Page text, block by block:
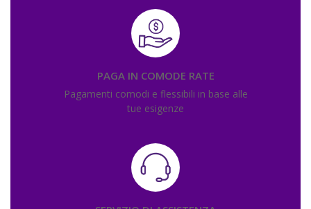
PAGA IN COMODE RATE
Pagamenti comodi e flessibili in base alle
tue esigenze